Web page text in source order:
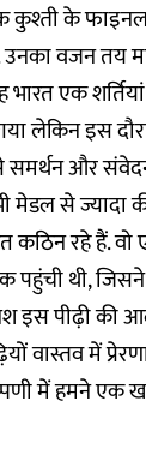
कुश्ती के
उनका वजन तय
भारत एक
लेकिन इस
समर्थन और
मेडल से ज्यादा
रहे हैं. वो
थी,
इस पीढ़ी की
वास्तव में
में हमने एक